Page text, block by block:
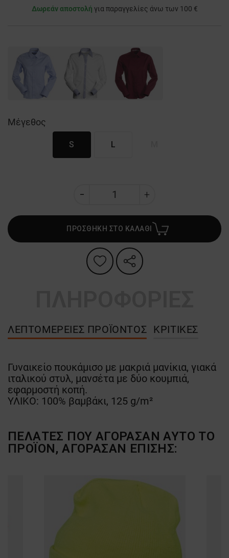
Δωρεάν αποστολή για παραγγελίες άνω των 100 €
Μέγεθος
S L
ΠΡΟΣΘΗΚΗ ΣΤΟ ΚΑΛΑΘΙ
ΛΕΠΤΟΜΈΡΕΙΕΣ ΠΡΟΪΌΝΤΟΣ ΚΡΙΤΙΚΈΣ
Γυναικείο πουκάμισο με μακριά μανίκια, γιακά
ιταλικού στυλ, μανσέτα με δύο κουμπιά,
εφαρμοστή κοπή.
ΥΛΙΚΟ: 100% βαμβάκι, 125 g/m²
ΠΕΛΆΤΕΣ ΠΟΥ ΑΓΌΡΑΣΑΝ ΑΥΤΌ ΤΟ
ΠΡΟΪΌΝ, ΑΓΌΡΑΣΑΝ ΕΠΊΣΗΣ: